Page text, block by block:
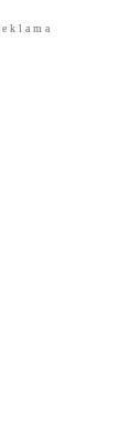
e k l a m a